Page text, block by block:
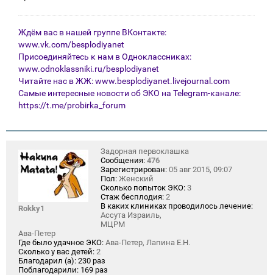
Ждём вас в нашей группе ВКонтакте:
www.vk.com/besplodiyanet
Присоединяйтесь к нам в Одноклассниках:
www.odnoklassniki.ru/besplodiyanet
Читайте нас в ЖЖ:www.besplodiyanet.livejournal.com
Самые интересные новости об ЭКО на Telegram-канале:
https://t.me/probirka_forum
Rokky1
Задорная первоклашка
Сообщения: 476
Зарегистрирован: 05 авг 2015, 09:07
Пол: Женский
Сколько попыток ЭКО: 3
Стаж бесплодия: 2
В каких клиниках проводилось лечение:
Ассута Израиль,
МЦРМ
Ава-Петер
Где было удачное ЭКО: Ава-Петер, Лапина Е.Н.
Сколько у вас детей: 2
Благодарил (а): 230 раз
Поблагодарили: 169 раз